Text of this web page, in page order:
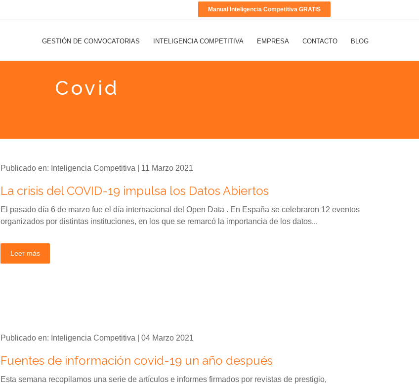
Manual Inteligencia Competitiva GRATIS
GESTIÓN DE CONVOCATORIAS INTELIGENCIA COMPETITIVA EMPRESA CONTACTO BLOG
Covid
Publicado en: Inteligencia Competitiva | 11 Marzo 2021
La crisis del COVID-19 impulsa los Datos Abiertos
El pasado día 6 de marzo fue el día internacional del Open Data . En España se celebraron 12 eventos
organizados por distintas instituciones, en los que se remarcó la importancia de los datos...
Leer más
Publicado en: Inteligencia Competitiva | 04 Marzo 2021
Fuentes de información covid-19 un año después
Esta semana recopilamos una serie de artículos e informes firmados por revistas de prestigio,